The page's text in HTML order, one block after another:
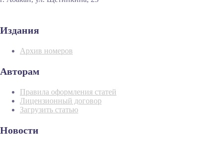
Издания
Архив номеров
Авторам
Правила оформления статей
Лицензионный договор
Загрузить статью
Новости